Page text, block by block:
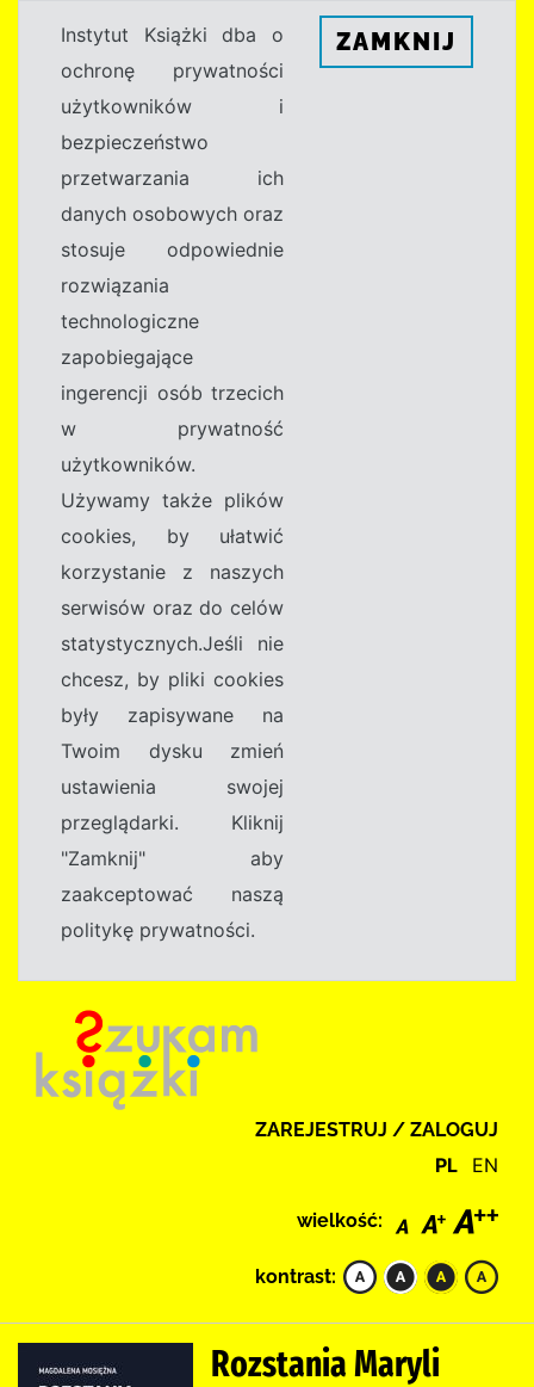
Instytut Książki dba o
ochronę prywatności
użytkowników i
bezpieczeństwo
przetwarzania ich
danych osobowych oraz
stosuje odpowiednie
rozwiązania
technologiczne
zapobiegające
ingerencji osób trzecich
w prywatność
użytkowników.
Używamy także plików
cookies, by ułatwić
korzystanie z naszych
serwisów oraz do celów
statystycznych.Jeśli nie
chcesz, by pliki cookies
były zapisywane na
Twoim dysku zmień
ustawienia swojej
przeglądarki. Kliknij
"Zamknij" aby
zaakceptować naszą
politykę prywatności.
ZAMKNIJ
ZAREJESTRUJ / ZALOGUJ
PL EN
wielkość:
kontrast:
Rozstania Maryli